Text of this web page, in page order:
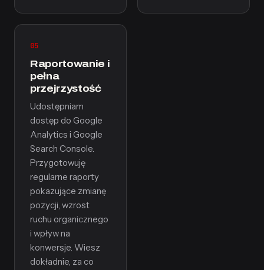
05
Raportowanie i
pełna
przejrzystość
Udostępniam
dostęp do Google
Analytics i Google
Search Console.
Przygotowuję
regularne raporty
pokazujące zmianę
pozycji, wzrost
ruchu organicznego
i wpływ na
konwersje. Wiesz
dokładnie, za co